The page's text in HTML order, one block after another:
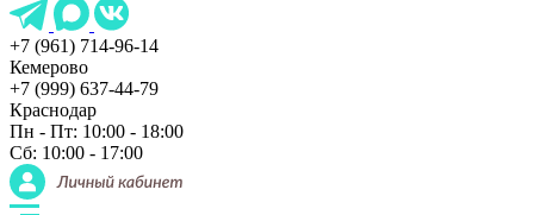
+7 (961) 714-96-14
Кемерово
+7 (999) 637-44-79
Краснодар
Пн - Пт: 10:00 - 18:00
Сб: 10:00 - 17:00